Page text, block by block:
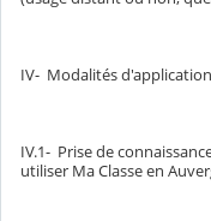
IV- Modalités
IV.1- Prise de
utiliser Ma Classe en